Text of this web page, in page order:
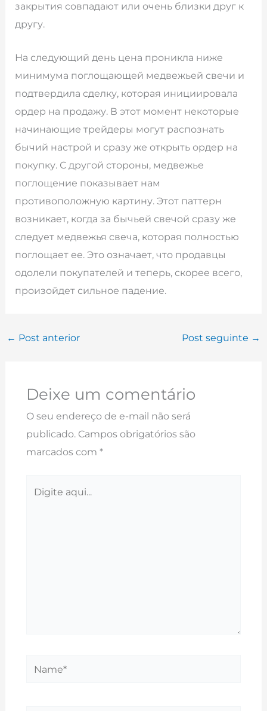
закрытия совпадают или очень близки друг к
другу.
На следующий день цена проникла ниже
минимума поглощающей медвежьей свечи и
подтвердила сделку, которая инициировала
ордер на продажу. В этот момент некоторые
начинающие трейдеры могут распознать
бычий настрой и сразу же открыть ордер на
покупку. С другой стороны, медвежье
поглощение показывает нам
противоположную картину. Этот паттерн
возникает, когда за бычьей свечой сразу же
следует медвежья свеча, которая полностью
поглощает ее. Это означает, что продавцы
одолели покупателей и теперь, скорее всего,
произойдет сильное падение.
← Post anterior Post seguinte →
Deixe um comentário
O seu endereço de e-mail não será
publicado. Campos obrigatórios são
marcados com *
Name*